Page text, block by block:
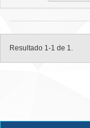
Resultado 1-1 de 1.